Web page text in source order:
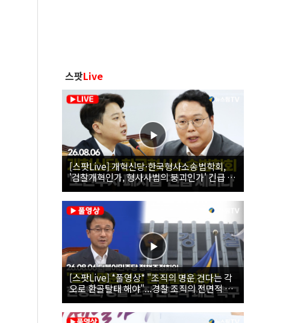
스팟Live
[스팟Live] 개혁신당·한국형사소송법학회,
'검찰개혁인가, 형사사법의 붕괴인가' 긴급 세
미나｜26.08.06
[스팟Live] *풀영상* "조직의 명운 건다는 각
오로 환골탈태 해야"...경찰 조직의 전면적 쇄
신 촉구한 한병도 | 26.08.06 더불어민주당 정
책조정회의